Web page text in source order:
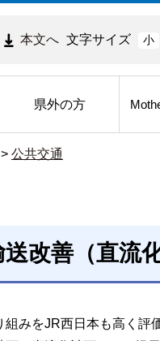
本文へ 文字サイズ 小
県外の方
> 公共交通
改善（直流
みをJR西日本も高く評